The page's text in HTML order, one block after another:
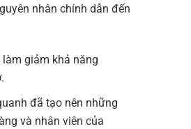
nhân chính dẫn đến
giảm khả năng
đã tạo nên những
và nhân viên của